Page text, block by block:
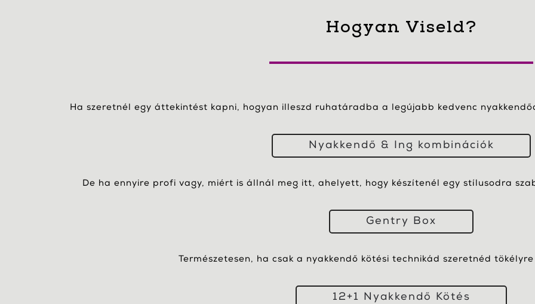
Hogyan Viseld?
Ha szeretnél egy áttekintést kapni, hogyan illeszd ruhatáradba a legújabb kedvenc
Nyakkendő & Ing kombinációk
De ha ennyire profi vagy, miért is állnál meg itt, ahelyett, hogy készítenél egy stílusodra
Gentry Box
Természetesen, ha csak a nyakkendő kötési technikád szeretnéd
12+1 Nyakkendő Kötés